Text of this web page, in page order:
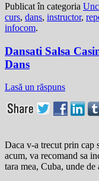
Publicat în categoria
curs, dans, instructor,
infocom.
Dansati Salsa
Dans
Lasă un răspuns
Daca v-a trecut prin cap
acum, va recomand sa
tara mea, Cuba, unde